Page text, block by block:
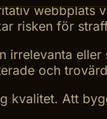
webbplats
risken för
och
kvalitet. Att